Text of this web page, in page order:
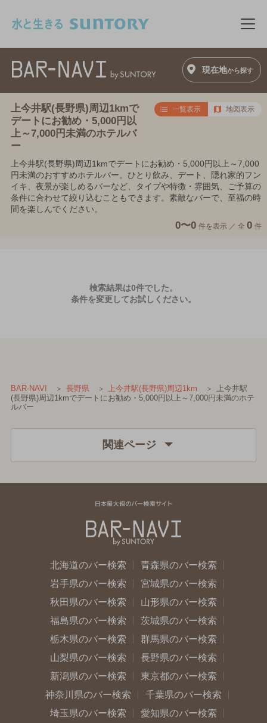
メ
現在地から探す
上今井駅(長野県)周辺1kmで
デートにお勧め・5,000円以
上～7,000円未満のホテルバ
ー
一覧表示 地図表示
上今井駅(長野県)周辺1kmでデートにお勧め・5,000円以上～7,000
円未満のおすすめホテルバー。ひとり飲み、デート、隠れ家的フン
イキ、夜景が楽しめるバーなど、タイプや特徴・雰囲気、ご予算の
条件に合わせて絞り込むこともできます。素敵なバーで、至福の時
間を楽しんでください。
0〜0 件を表示 ／ 全 0 件
検索結果は0件でした。
条件を変更してお試しください。
BAR-NAVI 長野県 上今井駅(長野県)周辺1km
上今井駅
(長野県)周辺1kmでデートにお勧め・5,000円以上～7,000円未満のホテ
ルバー
関連ページ
北海道のバー検索
青森県のバー検索
岩手県のバー検索
宮城県のバー検索
秋田県のバー検索
山形県のバー検索
福島県のバー検索
茨城県のバー検索
栃木県のバー検索
群馬県のバー検索
山梨県のバー検索
長野県のバー検索
新潟県のバー検索
東京都のバー検索
神奈川県のバー検索
千葉県のバー検索
埼玉県のバー検索
愛知県のバー検索